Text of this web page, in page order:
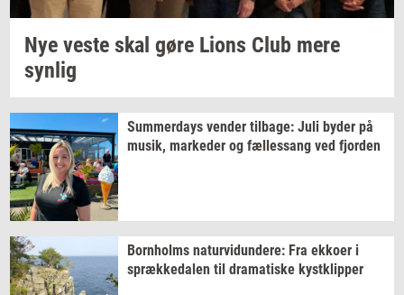
Nye veste skal gøre Lions Club mere
syn­lig
Sum­mer­days ven­der til­ba­ge: Juli byder på
musik, mar­ke­der og fæl­les­sang ved fjor­den
Born­holms na­tur­vi­dun­de­re: Fra ek­ko­er i
spræk­ke­da­len til dra­ma­ti­ske kyst­klip­per